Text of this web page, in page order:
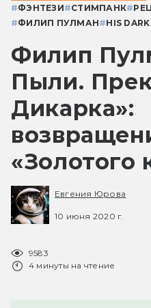
#ФЭНТЕЗИ#СТИМПАНК#
#ФИЛИП ПУЛМАН#HIS
Филип
Пыли.
Дикарка»:
«Золотого
Евгения Юрова
10 июня 2020 г.
9583
4 минуты на чтение